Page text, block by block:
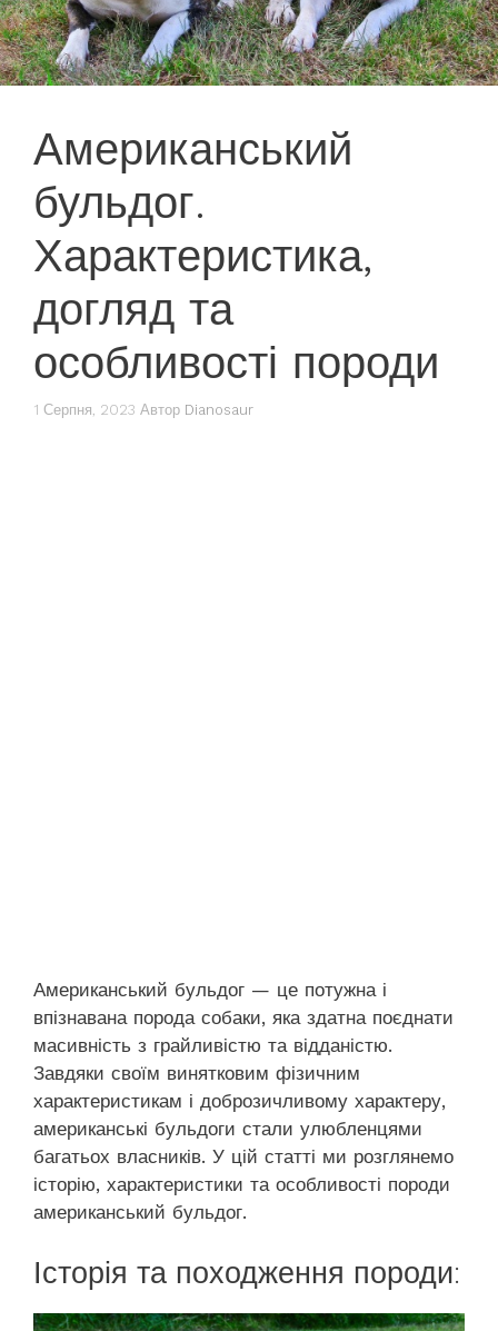
Американський
бульдог.
Характеристика,
догляд та
особливості породи
1 Серпня, 2023 Автор Dianosaur
Американський бульдог — це потужна і
впізнавана порода собаки, яка здатна поєднати
масивність з грайливістю та відданістю.
Завдяки своїм винятковим фізичним
характеристикам і доброзичливому характеру,
американські бульдоги стали улюбленцями
багатьох власників. У цій статті ми розглянемо
історію, характеристики та особливості породи
американський бульдог.
Історія та походження породи: